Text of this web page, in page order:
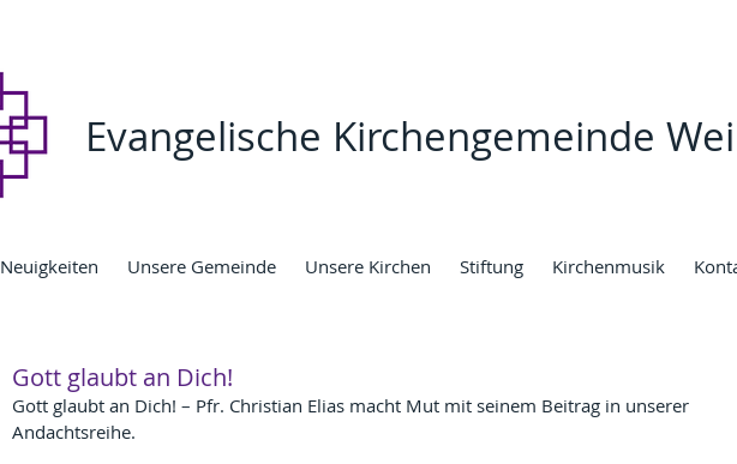
Evangelische Kirchengemeinde
Neuigkeiten Unsere Gemeinde Unsere Kirchen Stiftung Kirchenmusik
Gott glaubt an Dich!
Gott glaubt an Dich! – Pfr. Christian Elias macht Mut mit seinem Beitrag in unserer
Andachtsreihe.